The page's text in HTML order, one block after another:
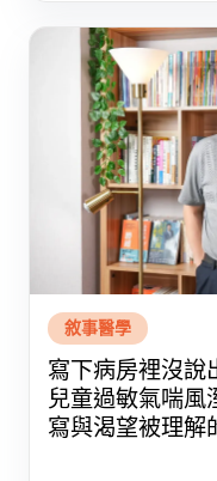
敘事醫學
寫下病房裡沒說
兒童過敏氣喘風
寫與渴望被理解